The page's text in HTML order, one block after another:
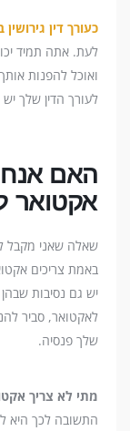
כעורך דין גירושין
לעת. אתה תמיד
ואוכל להפנות
לעורך הדין שלך
האם
אקטואר
שאלה שאני מקבל
באמת צריכים
יש גם נסיבות
לאקטואר, סביר
שלך פנסיה.
מתי לא צריך
התשובה לכך היא